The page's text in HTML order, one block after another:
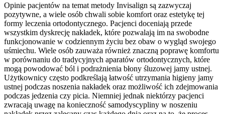
Opinie pacjentów na temat metody Invisalign są zazwyczaj
pozytywne, a wiele osób chwali sobie komfort oraz estetykę tej
formy leczenia ortodontycznego. Pacjenci doceniają przede
wszystkim dyskrecję nakładek, które pozwalają im na swobodne
funkcjonowanie w codziennym życiu bez obaw o wygląd swojego
uśmiechu. Wiele osób zauważa również znaczną poprawę komfortu
w porównaniu do tradycyjnych aparatów ortodontycznych, które
mogą powodować ból i podrażnienia błony śluzowej jamy ustnej.
Użytkownicy często podkreślają łatwość utrzymania higieny jamy
ustnej podczas noszenia nakładek oraz możliwość ich zdejmowania
podczas jedzenia czy picia. Niemniej jednak niektórzy pacjenci
zwracają uwagę na konieczność samodyscypliny w noszeniu